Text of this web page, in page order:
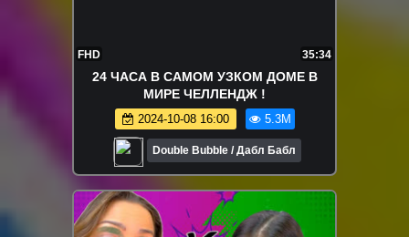
FHD 35:34
24 ЧАСА В САМОМ УЗКОМ ДОМЕ В
МИРЕ ЧЕЛЛЕНДЖ !
2024-10-08 16:00 5.3M
Double Bubble / Дабл Бабл